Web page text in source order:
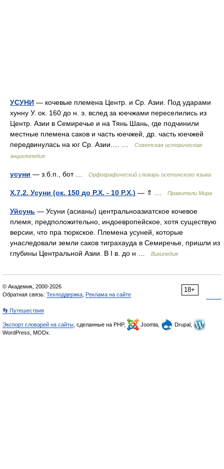
УСУНИ — кочевые племена Центр. и Ср. Азии. Под ударами
хунну У. ок. 160 до н. э. вслед за юечжами переселились из
Центр. Азии в Семиречье и на Тянь Шань, где подчинили
местные племена саков и часть юечжей, др. часть юечжей
передвинулась на юг Ср. Азии.… …
Советская историческая
энциклопедия
усуни — з.б.п., бот … Орфографический словарь осетинского языка
X.7.2. Усуни (ок. 150 до Р.Х. - 10 Р.Х.) — ⇑ … Правители Мира
Уйсунь — Усуни (асианы) центральноазиатское кочевое
племя, предположительно, индоевропейское, хотя существую
версии, что пра тюркское. Племена усуней, которые
унаследовали земли саков тиграхауда в Семиречье, пришли из
глубины Центральной Азии. В I в. до н …
Википедия
18+
© Академик, 2000-2026
Обратная связь: Техподдержка Реклама на сайте
👣 Путешествия
Экспорт словарей на сайты , сделанные на PHP, Joomla,
Drupal,
WordPress, MODx.